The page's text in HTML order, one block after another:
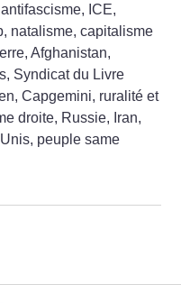
antifascisme, ICE,
natalisme, capitalisme
Afghanistan,
Syndicat du Livre
Capgemini, ruralité et
droite, Russie, Iran,
peuple same